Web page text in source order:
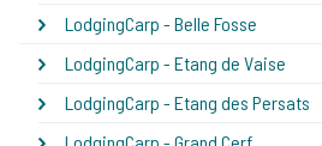
LodgingCarp - Belle Fosse
LodgingCarp - Etang de Vaise
LodgingCarp - Etang des Persats
LodgingCarp - Grand Cerf